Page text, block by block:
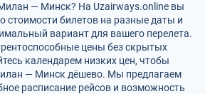
— Минск? На Uzairways.online вы
стоимости билетов на разные даты и
вариант для вашего перелета.
цены без скрытых
календарем низких цен, чтобы
— Минск дёшево. Мы предлагаем
расписание рейсов и возможность